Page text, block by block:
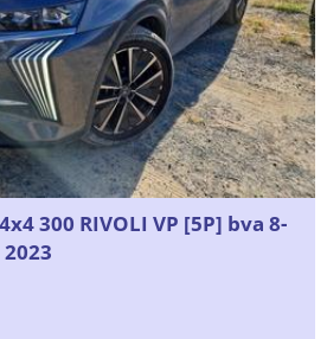
4x4 300 RIVOLI VP [5P] bva 8-
2023